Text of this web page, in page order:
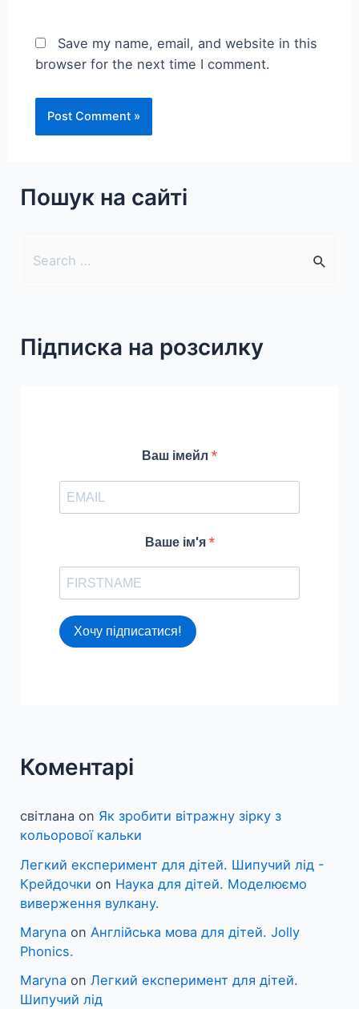
Save my name, email, and website in this
browser for the next time I comment.
Пошук на сайті
cПідписка на розсилку
Ваш імейл
Ваше ім'я
Хочу підписатися!
Коментарі
світлана on Як зробити вітражну зірку з
кольорової кальки
Легкий експеримент для дітей. Шипучий лід -
Крейдочки on Наука для дітей. Моделюємо
виверження вулкану.
Maryna on Англійська мова для дітей. Jolly
Phonics.
Maryna onЛегкий експеримент для дітей.
Шипучий лід